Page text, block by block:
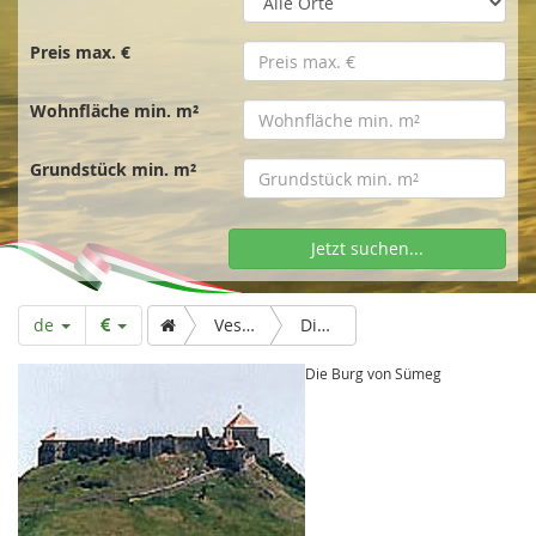
s
e
i
t
e
Preis max. €
Wohnfläche min. m²
Grundstück min. m²
Jetzt suchen...
de Veszprém Die Burg von Sümeg
Die Burg von Sümeg